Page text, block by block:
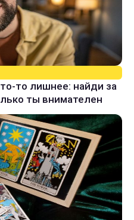
то лишнее: найди за
ты внимателен